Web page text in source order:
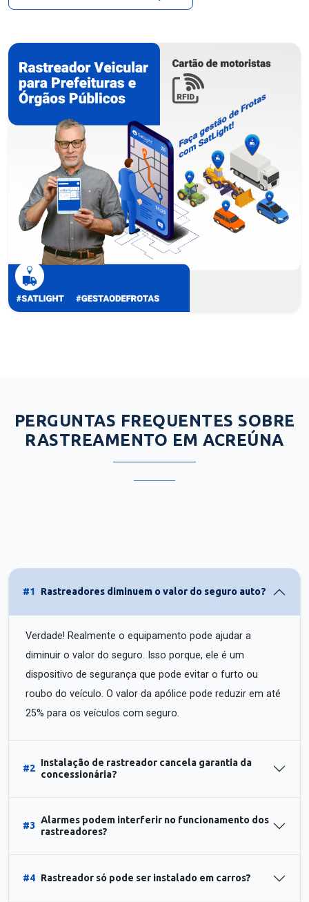
PERGUNTAS FREQUENTES SOBRE
RASTREAMENTO EM ACREÚNA
#1 Rastreadores diminuem o valor do seguro auto?
Verdade! Realmente o equipamento pode ajudar a
diminuir o valor do seguro. Isso porque, ele é um
dispositivo de segurança que pode evitar o furto ou
roubo do veículo. O valor da apólice pode reduzir em até
25% para os veículos com seguro.
#2
Instalação de rastreador cancela garantia da
concessionária?
#3
Alarmes podem interferir no funcionamento dos
rastreadores?
#4 Rastreador só pode ser instalado em carros?